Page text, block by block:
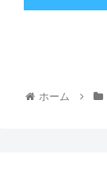
ホーム